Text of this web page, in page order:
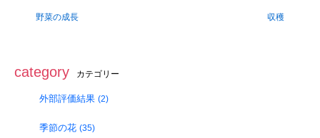
野菜の成長 収穫
category カテゴリー
外部評価結果 (2)
季節の花 (35)